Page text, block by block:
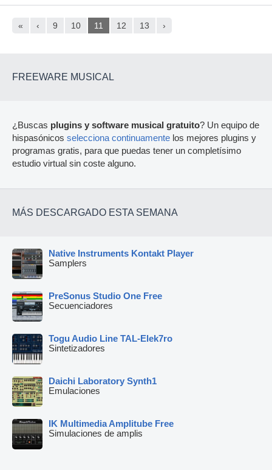
« ‹ 9 10 11 12 13 ›
FREEWARE MUSICAL
¿Buscas plugins y software musical gratuito? Un equipo de
hispasónicos selecciona continuamente los mejores plugins y
programas gratis, para que puedas tener un completísimo
estudio virtual sin coste alguno.
MÁS DESCARGADO ESTA SEMANA
Native Instruments Kontakt Player
Samplers
PreSonus Studio One Free
Secuenciadores
Togu Audio Line TAL-Elek7ro
Sintetizadores
Daichi Laboratory Synth1
Emulaciones
IK Multimedia Amplitube Free
Simulaciones de amplis